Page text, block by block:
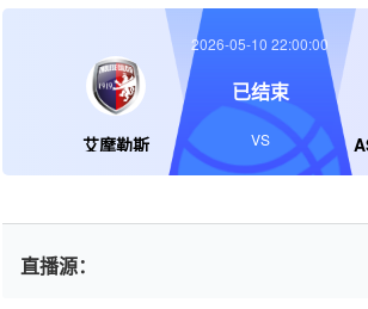
艾摩勒斯
2026-05-10 22:00:00
已结束
VS
直播源：